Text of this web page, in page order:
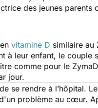
des jeunes
vitamine D similaire au
à leur enfant, le couple
comme pour le
jour.
se rendre à l’hôpital.
problème au cœur.